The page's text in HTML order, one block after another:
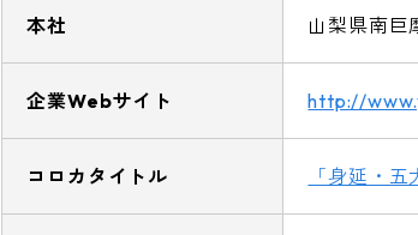
本社 山梨県南巨
企業Webサイト http://
コロカタイトル 「身延・五